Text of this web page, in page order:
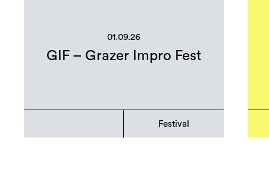
01.09.26
GIF – Grazer Impro Fest
Festival